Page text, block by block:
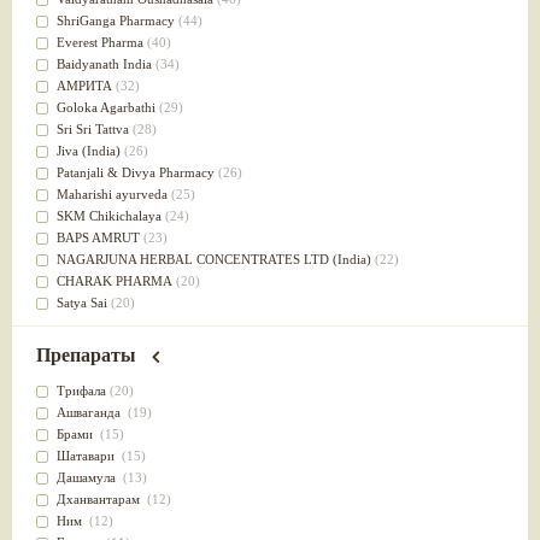
Успокоительное(36)
Для глаз(34)
от геморроя(34)
Противовоспалительное
Для Питта доши(32)
Для сердца(32)
Для сосудов головного мозга
Для полости рта(32)
Дефицит железа(31)
Для лица(31)
Употребление в пищу
Ароматерапия(29)
Жаропонижающее(29)
для памяти(28)
для почек(28)
Слабительное (28)
Афродизиак(27)
Напитки(27)
Для йоги (27)
Для потенции(26)
Для душа(25)
для концентрации внимания
при нарушении эрекции
ShriGanga Pharmacy (44)
Everest Pharma (40)
Baidyanath India (34)
АМРИТА (32)
Goloka Agarbathi (29)
Sri Sri Tattva (28)
Jiva (India) (26)
Patanjali & Divya Pharmacy (26)
Maharishi ayurveda (25)
SKM Chikichalaya (24)
BAPS AMRUT (23)
NAGARJUNA HERBAL CONCENTRATES LTD (India) (22)
CHARAK PHARMA (20)
Satya Sai (20)
Vyas(20)
Kerala Ayurveda
(19)
Organic India pvt ltd
Lalita(16)
Ashtang Herbals
Alarsin(14)
Vasu Health care
Baraka(13)
Dabur India Ltd
Препараты
Трифала (20)
Ашваганда (19)
Брами (15)
Шатавари (15)
Дашамула (13)
Дханвантарам (12)
Ним (12)